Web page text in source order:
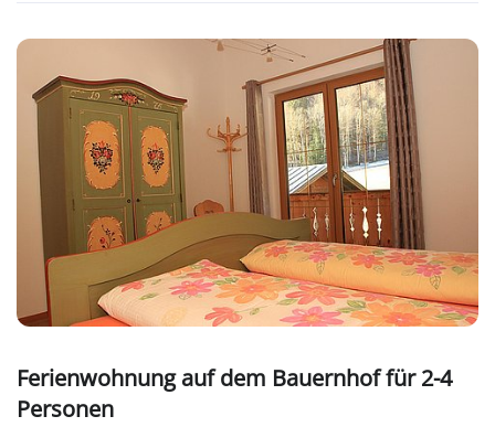
Ferienwohnung auf dem Bauernhof für 2-4
Personen